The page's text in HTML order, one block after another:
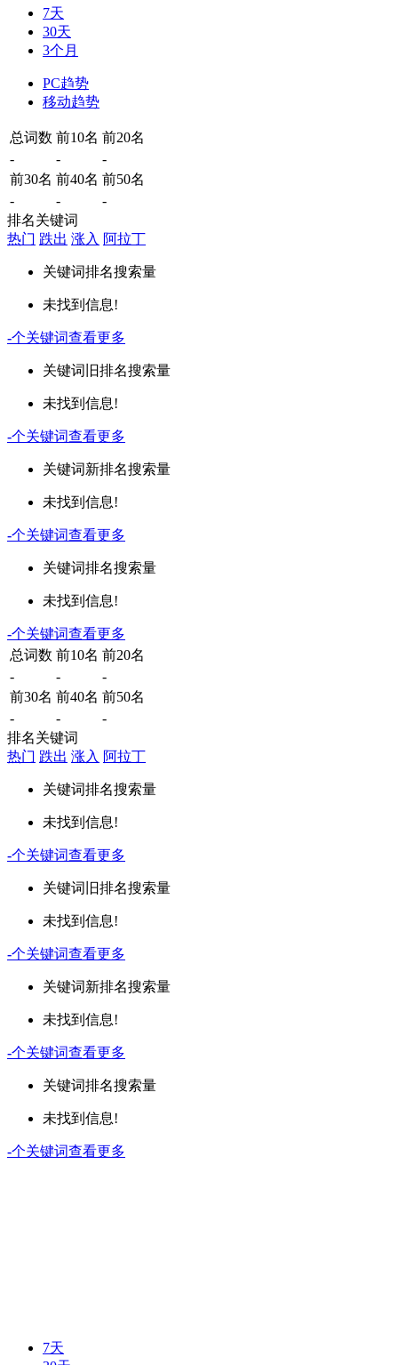
7天
30天
3个月
PC趋势
移动趋势
总词数 前10名 前20名
-
-
-
前30名 前40名 前50名
-
-
-
排名关键词
热门 跌出 涨入 阿拉丁
关键词排名搜索量
未找到信息!
-个关键词查看更多
关键词 旧排名搜索量
未找到信息!
-个关键词查看更多
关键词新排名搜索量
未找到信息!
-个关键词查看更多
关键词排名搜索量
未找到信息!
-个关键词查看更多
总词数 前10名 前20名
-
-
-
前30名 前40名 前50名
-
-
-
排名关键词
热门 跌出 涨入 阿拉丁
关键词排名搜索量
未找到信息!
-个关键词查看更多
关键词 旧排名搜索量
未找到信息!
-个关键词查看更多
关键词新排名搜索量
未找到信息!
-个关键词查看更多
关键词排名搜索量
未找到信息!
-个关键词查看更多
7天